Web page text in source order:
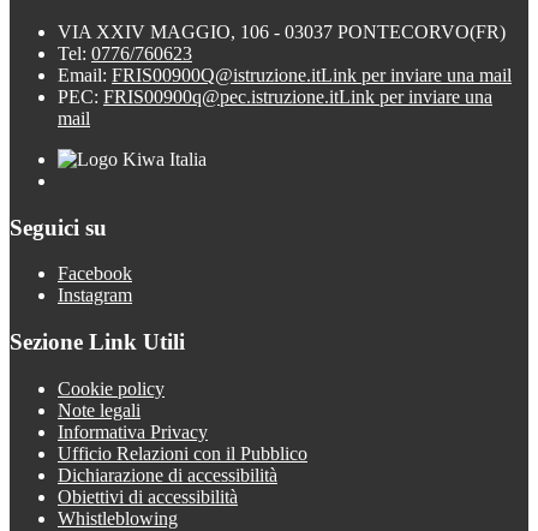
VIA XXIV MAGGIO, 106 - 03037 PONTECORVO(FR)
Tel: 0776/760623
Email: FRIS00900Q@istruzione.itLink per inviare una mail
PEC: FRIS00900q@pec.istruzione.itLink per inviare una
mail
Seguici su
Facebook
Instagram
Sezione Link Utili
Cookie policy
Note legali
Informativa Privacy
Ufficio Relazioni con il Pubblico
Dichiarazione di accessibilità
Obiettivi di accessibilità
Whistleblowing